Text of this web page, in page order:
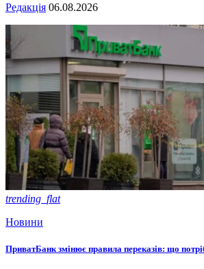
Редакція 06.08.2026
trending_flat
Новини
ПриватБанк змінює правила переказів: що